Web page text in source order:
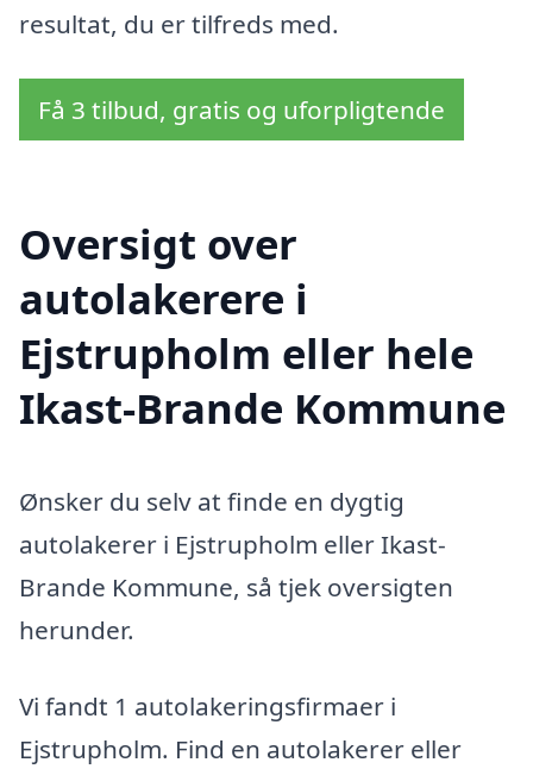
resultat, du er tilfreds med.
Få 3 tilbud, gratis og uforpligtende
Oversigt over
autolakerere i
Ejstrupholm eller hele
Ikast-Brande Kommune
Ønsker du selv at finde en dygtig
autolakerer i Ejstrupholm eller Ikast-
Brande Kommune, så tjek oversigten
herunder.
Vi fandt 1 autolakeringsfirmaer i
Ejstrupholm. Find en autolakerer eller